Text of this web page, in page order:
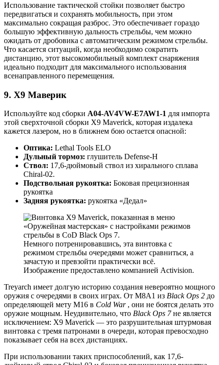
Использование тактической стойки позволяет быстро
передвигаться и сохранять мобильность, при этом
максимально сокращая разброс. Это обеспечивает гораздо
большую эффективную дальность стрельбы, чем можно
ожидать от дробовика с автоматическим режимом стрельбы.
Что касается ситуаций, когда необходимо сократить
дистанцию, этот высокомобильный комплект снаряжения
идеально подходит для максимального использования
всенаправленного перемещения.
9. X9 Маверик
Используйте код сборки A04-AV4VW-E7AW1-1 для импорта
этой сверхточной сборки X9 Maverick, которая издалека
кажется лазером, но в ближнем бою остается опасной:
Оптика: Lethal Tools ELO
Дульный тормоз: глушитель Defense-H
Ствол: 17,6-дюймовый ствол из хирального сплава
Chiral-02.
Подствольная рукоятка: Боковая прецизионная
рукоятка
Задняя рукоятка: рукоятка «Дедал»
Немного потренировавшись, эта винтовка с
режимом стрельбы очередями может сравниться, а
зачастую и превзойти практически всё.
Изображение предоставлено компанией Activision.
Treyarch имеет долгую историю создания невероятно мощного
оружия с очередями в своих играх. От M8A1 из Black Ops 2 до
определяющей мету M16 в Cold War, они не боятся делать это
оружие мощным. Неудивительно, что Black Ops 7не является
исключением: X9 Maverick — это разрушительная штурмовая
винтовка с тремя патронами в очереди, которая превосходно
показывает себя на всех дистанциях.
При использовании таких приспособлений, как 17,6-